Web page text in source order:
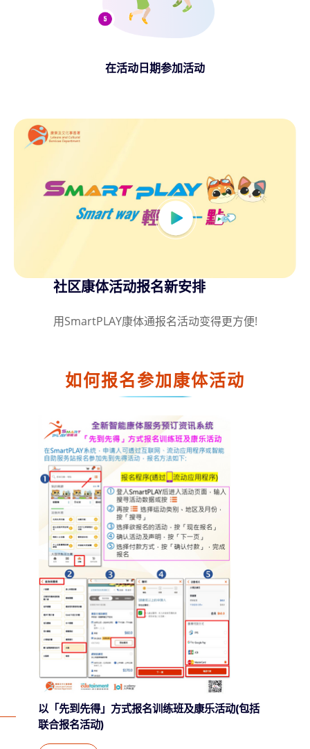
在活动日期参加活动
社区康体活动报名新安排
用SmartPLAY康体通报名活动变得更方便!
如何报名参加康体活动
以「先到先得」方式报名训练班及康乐活动(包括
联合报名活动)